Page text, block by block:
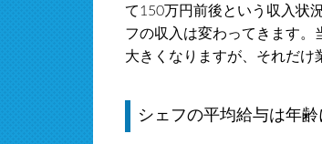
て150万円前後という収入状
フの収入は変わってきます。
大きくなりますが、それだけ
シェフの平均給与は年